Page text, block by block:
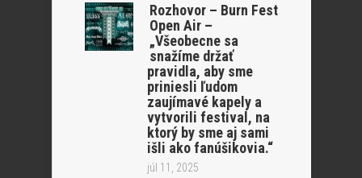
Rozhovor – Burn Fest
Open Air –
„Všeobecne sa
snažíme držať
pravidla, aby sme
priniesli ľudom
zaujímavé kapely a
vytvorili festival, na
ktorý by sme aj sami
išli ako fanúšikovia.“
júl 11, 2025